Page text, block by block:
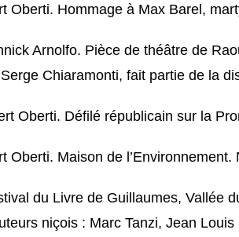
Oberti. Hommage à Max Barel,
Arnolfo. Pièce de théâtre de
Chiaramonti, fait partie de la
Oberti. Défilé républicain sur la
Oberti. Maison de
du Livre de Guillaumes, Vallée
niçois : Marc Tanzi, Jean Louis